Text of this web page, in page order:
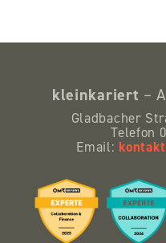
kleinkariert –
Gladbacher
Telefon
Email: